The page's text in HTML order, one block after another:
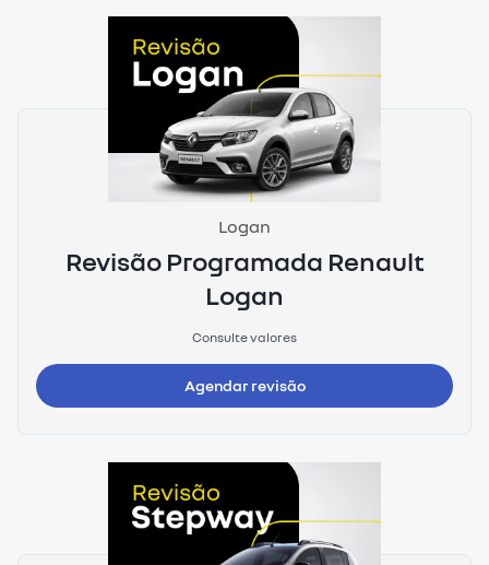
Logan
Revisão Programada Renault
Logan
Consulte valores
Agendar revisão